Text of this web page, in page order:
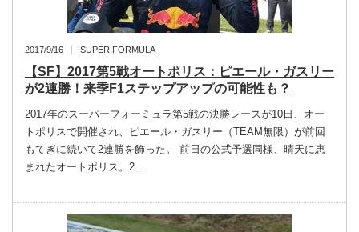
2017/9/16 SUPER FORMULA
【SF】2017第5戦オートポリス：ピエール・ガスリー
が2連勝！来季F1ステップアップの可能性も？
2017年のスーパーフォーミュラ第5戦の決勝レースが10日、オー
トポリスで開催され、ピエール・ガスリー（TEAM無限）が前回
もてぎに続いて2連勝を飾った。 前日の公式予選同様、晴天に恵
まれたオートポリス。2…